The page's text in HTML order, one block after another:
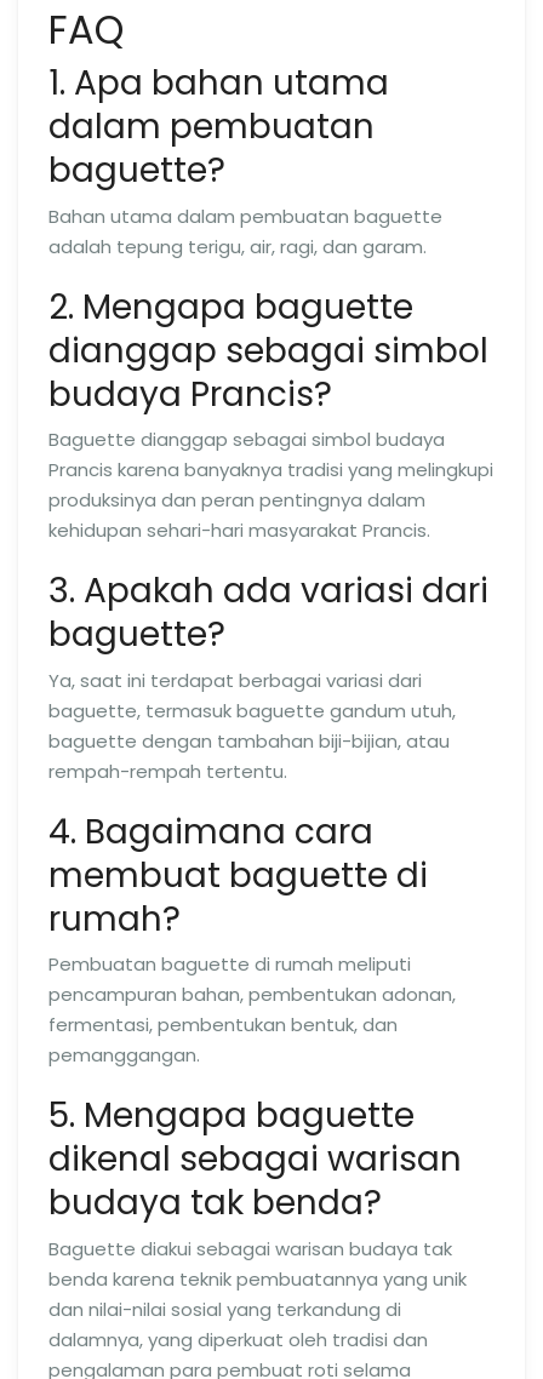
FAQ
1. Apa bahan utama
dalam pembuatan
baguette?
Bahan utama dalam pembuatan baguette
adalah tepung terigu, air, ragi, dan garam.
2. Mengapa baguette
dianggap sebagai simbol
budaya Prancis?
Baguette dianggap sebagai simbol budaya
Prancis karena banyaknya tradisi yang melingkupi
produksinya dan peran pentingnya dalam
kehidupan sehari-hari masyarakat Prancis.
3. Apakah ada variasi dari
baguette?
Ya, saat ini terdapat berbagai variasi dari
baguette, termasuk baguette gandum utuh,
baguette dengan tambahan biji-bijian, atau
rempah-rempah tertentu.
4. Bagaimana cara
membuat baguette di
rumah?
Pembuatan baguette di rumah meliputi
pencampuran bahan, pembentukan adonan,
fermentasi, pembentukan bentuk, dan
pemanggangan.
5. Mengapa baguette
dikenal sebagai warisan
budaya tak benda?
Baguette diakui sebagai warisan budaya tak
benda karena teknik pembuatannya yang unik
dan nilai-nilai sosial yang terkandung di
dalamnya, yang diperkuat oleh tradisi dan
pengalaman para pembuat roti selama